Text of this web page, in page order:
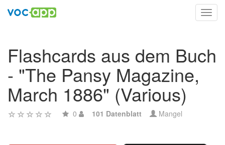
Flashcards aus dem Buch
- "The Pansy Magazine,
March 1886" (Various)
0 101 Datenblatt Mangel